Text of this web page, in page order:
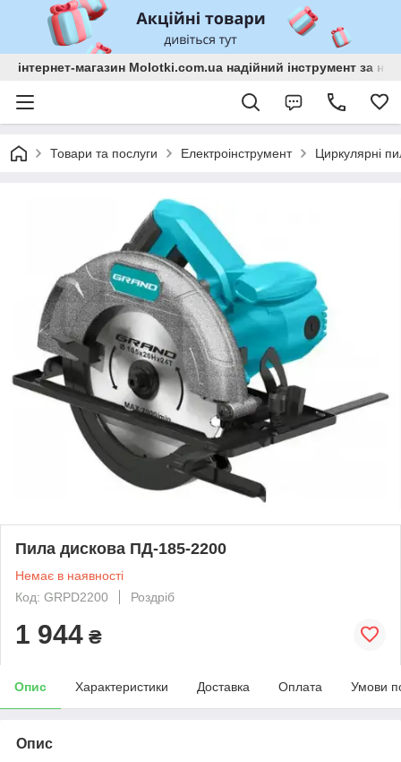
інтернет-магазин Molotki.com.ua надійний інструмент за
Товари та послуги Електроінструмент Циркулярні
Пила дискова ПД-185-2200
Немає в наявності
Код: GRPD2200
Роздріб
1 944 ₴
Опис Характеристики Доставка Оплата Умови
Опис